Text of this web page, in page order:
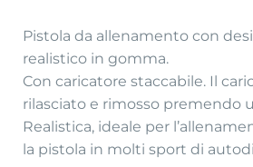
Pistola da allenamento con
realistico in gomma.
Con caricatore staccabile. Il
rilasciato e rimosso premendo
Realistica, ideale per
la pistola in molti sport di